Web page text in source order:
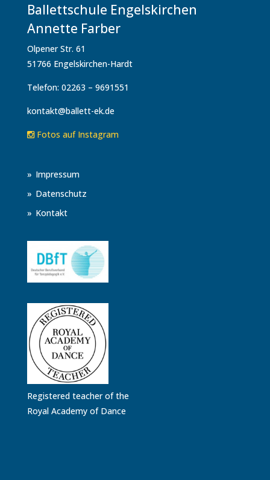
Ballettschule Engelskirchen
Annette Farber
Olpener Str. 61
51766 Engelskirchen-Hardt
Telefon: 02263 – 9691551
kontakt@ballett-ek.de
Fotos auf Instagram
Impressum
Datenschutz
Kontakt
Registered teacher of the
Royal Academy of Dance